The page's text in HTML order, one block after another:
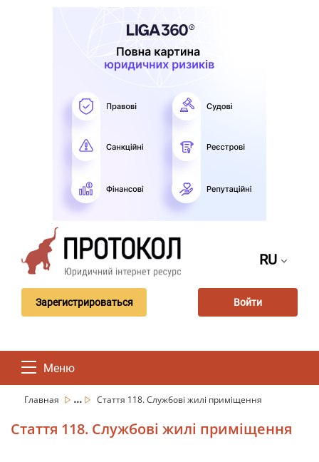
RU
Зарегистрироваться Войти
Меню
Главная ... Стаття 118. Службові жилі приміщення
Стаття 118. Службові жилі приміщення